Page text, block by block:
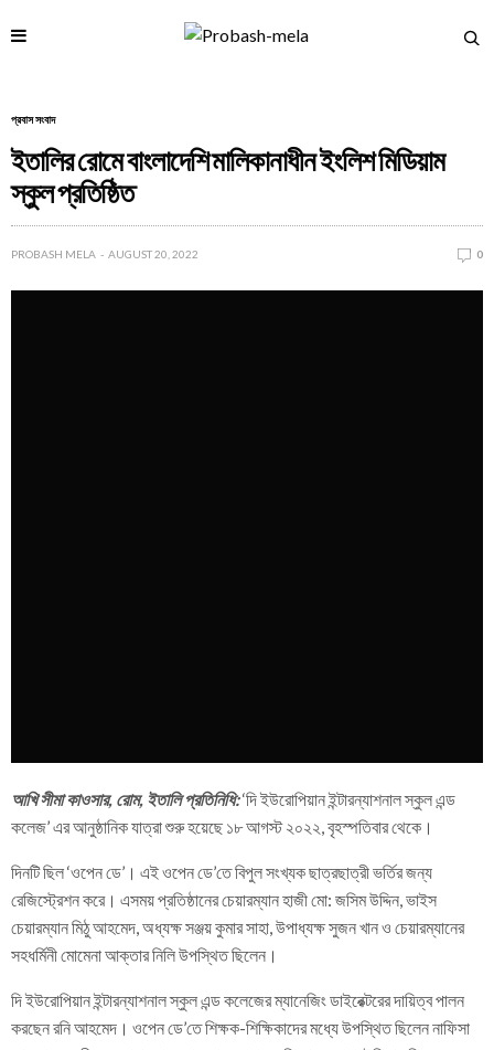
প্রবাস সংবাদ
ইতালির রোমে বাংলাদেশি মালিকানাধীন ইংলিশ মিডিয়াম
স্কুল প্রতিষ্ঠিত
PROBASH MELA AUGUST 20, 2022 0
আখি সীমা কাওসার, রোম, ইতালি প্রতিনিধি:‘দি ইউরোপিয়ান ইন্টারন্যাশনাল স্কুল এন্ড
কলেজ’ এর আনুষ্ঠানিক যাত্রা শুরু হয়েছে ১৮ আগস্ট ২০২২, বৃহস্পতিবার থেকে।
দিনটি ছিল ‘ওপেন ডে’। এই ওপেন ডে’তে বিপুল সংখ্যক ছাত্রছাত্রী ভর্তির জন্য
রেজিস্ট্রেশন করে। এসময় প্রতিষ্ঠানের চেয়ারম্যান হাজী মো: জসিম উদ্দিন, ভাইস
চেয়ারম্যান মিঠু আহমেদ, অধ্যক্ষ সঞ্জয় কুমার সাহা, উপাধ্যক্ষ সুজন খান ও চেয়ারম্যানের
সহধর্মিনী মোমেনা আক্তার নিলি উপস্থিত ছিলেন।
দি ইউরোপিয়ান ইন্টারন্যাশনাল স্কুল এন্ড কলেজের ম্যানেজিং ডাইরেক্টরের দায়িত্ব পালন
করছেন রনি আহমেদ। ওপেন ডে’তে শিক্ষক-শিক্ষিকাদের মধ্যে উপস্থিত ছিলেন নাফিসা